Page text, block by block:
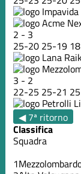
2 - 3
25-20 25-19 18
3 - 2
22-25 25-21 25
◀ 7ª ritorno
Classifica
Squadra
1